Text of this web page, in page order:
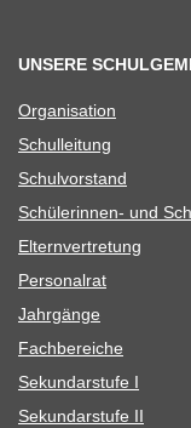
UNSERE
Orga­ni­sa­tion
Schul­lei­tung
Schul­vor­stand
Schü­le­rin­nen- und
Eltern­ver­tre­tung
Per­so­nal­rat
Jahr­gänge
Fach­be­rei­che
Sekun­dar­stufe I
Sekun­dar­stufe II